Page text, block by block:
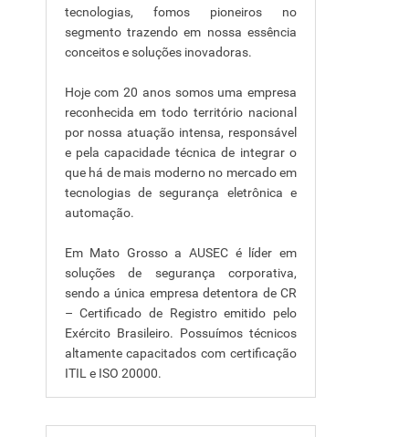
tecnologias, fomos pioneiros no
segmento trazendo em nossa essência
conceitos e soluções inovadoras.
Hoje com 20 anos somos uma empresa
reconhecida em todo território nacional
por nossa atuação intensa, responsável
e pela capacidade técnica de integrar o
que há de mais moderno no mercado em
tecnologias de segurança eletrônica e
automação.
Em Mato Grosso a AUSEC é líder em
soluções de segurança corporativa,
sendo a única empresa detentora de CR
– Certificado de Registro emitido pelo
Exército Brasileiro. Possuímos técnicos
altamente capacitados com certificação
ITIL e ISO 20000.